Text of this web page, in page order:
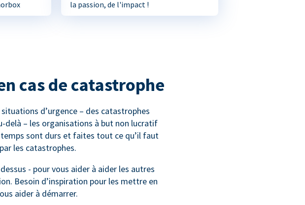
la passion, de l'impact !
cas de catastrophe
d’urgence – des catastrophes
delà – les organisations à but non lucratif
sont durs et faites tout ce qu’il faut
les catastrophes.
- pour vous aider à aider les autres
Besoin d’inspiration pour les mettre en
aider à démarrer.